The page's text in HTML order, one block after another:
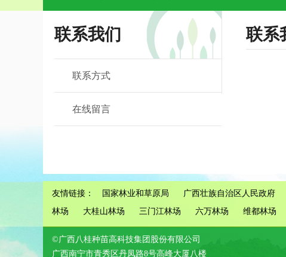
联系我们
联系方式
在线留言
联系
友情链接： 国家林业和草原局 广西壮族自治区人民政府
林场
大桂山林场 三门江林场 六万林场 维都林场
©广西八桂种苗高科技集团股份有限公司
广西南宁市青秀区丹凤路8号高峰大厦八楼